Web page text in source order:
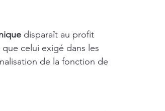
disparaît au profit
que celui exigé dans les
de la fonction de